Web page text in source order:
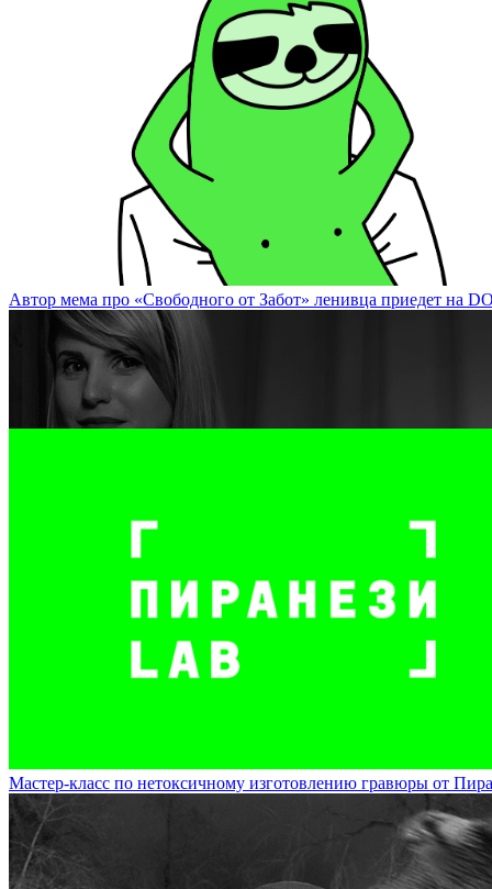
Известный художник Валерий Чтак представит экспозицию
Автор мема про «Свободного от Забот» ленивца приедет на
Художник Маша Иванова представит на DOCA экспозицию
Мастер-класс по нетоксичному изготовлению гравюры от